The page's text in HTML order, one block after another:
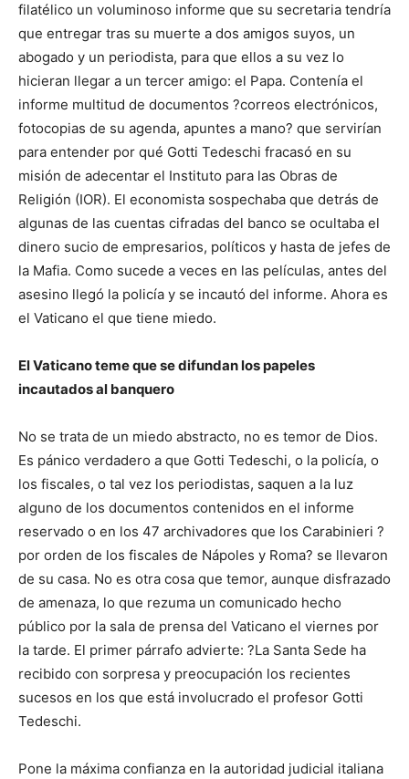
filatélico un voluminoso informe que su secretaria tendría
que entregar tras su muerte a dos amigos suyos, un
abogado y un periodista, para que ellos a su vez lo
hicieran llegar a un tercer amigo: el Papa. Contenía el
informe multitud de documentos ?correos electrónicos,
fotocopias de su agenda, apuntes a mano? que servirían
para entender por qué Gotti Tedeschi fracasó en su
misión de adecentar el Instituto para las Obras de
Religión (IOR). El economista sospechaba que detrás de
algunas de las cuentas cifradas del banco se ocultaba el
dinero sucio de empresarios, políticos y hasta de jefes de
la Mafia. Como sucede a veces en las películas, antes del
asesino llegó la policía y se incautó del informe. Ahora es
el Vaticano el que tiene miedo.
El Vaticano teme que se difundan los papeles
incautados al banquero
No se trata de un miedo abstracto, no es temor de Dios.
Es pánico verdadero a que Gotti Tedeschi, o la policía, o
los fiscales, o tal vez los periodistas, saquen a la luz
alguno de los documentos contenidos en el informe
reservado o en los 47 archivadores que los Carabinieri ?
por orden de los fiscales de Nápoles y Roma? se llevaron
de su casa. No es otra cosa que temor, aunque disfrazado
de amenaza, lo que rezuma un comunicado hecho
público por la sala de prensa del Vaticano el viernes por
la tarde. El primer párrafo advierte: ?La Santa Sede ha
recibido con sorpresa y preocupación los recientes
sucesos en los que está involucrado el profesor Gotti
Tedeschi.
Pone la máxima confianza en la autoridad judicial italiana